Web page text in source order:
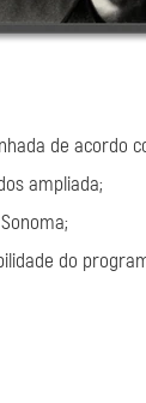
de acordo
ampliada;
do